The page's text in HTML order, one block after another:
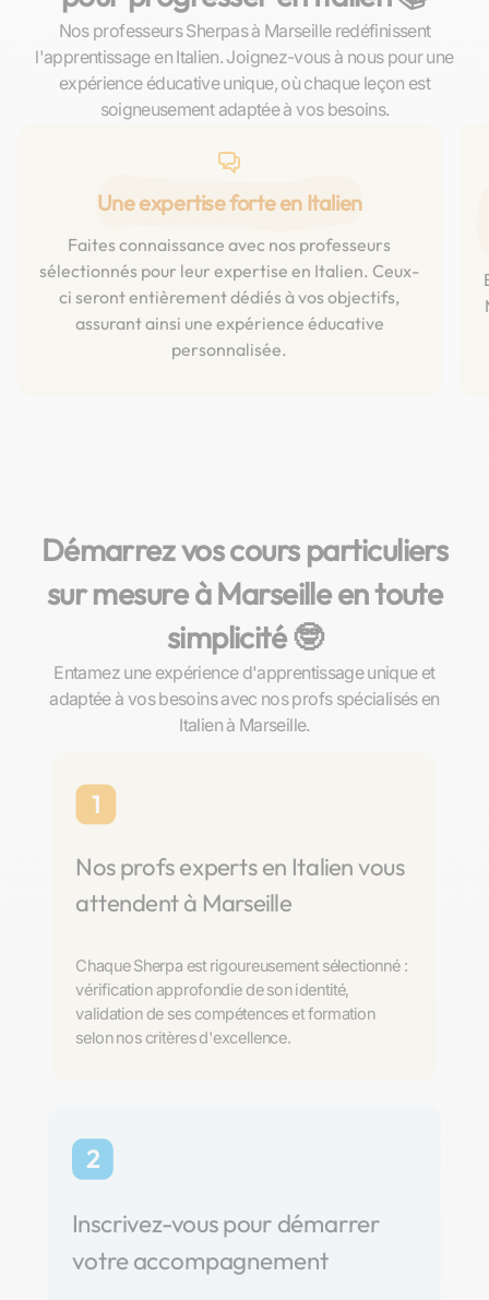
Nos professeurs Sherpas à Marseille redéfinissent
l'apprentissage en Italien. Joignez-vous à nous pour une
expérience éducative unique, où chaque leçon est
soigneusement adaptée à vos besoins.
Une expertise forte en Italien
Faites connaissance avec nos professeurs
sélectionnés pour leur expertise en Italien. Ceux-
ci seront entièrement dédiés à vos objectifs,
assurant ainsi une expérience éducative
personnalisée.
Démarrez vos cours particuliers
sur mesure à Marseille en toute
simplicité 🤓​
Entamez une expérience d'apprentissage unique et
adaptée à vos besoins avec nos profs spécialisés en
Italien à Marseille.
1
Nos profs experts en Italien vous
attendent à Marseille
Chaque Sherpa est rigoureusement sélectionné :
vérification approfondie de son identité,
validation de ses compétences et formation
selon nos critères d'excellence.
2
Inscrivez-vous pour démarrer
votre accompagnement